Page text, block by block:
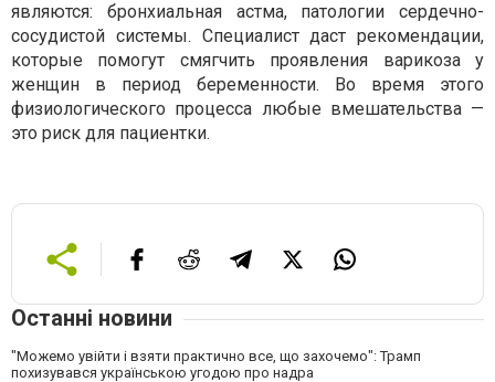
являются: бронхиальная астма, патологии сердечно-
сосудистой системы. Специалист даст рекомендации,
которые помогут смягчить проявления варикоза у
женщин в период беременности. Во время этого
физиологического процесса любые вмешательства —
это риск для пациентки.
Останні новини
"Можемо увійти і взяти практично все, що захочемо": Трамп
похизувався українською угодою про надра